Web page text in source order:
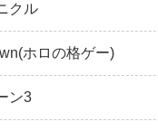
クル
ホロの格ゲー)
ン3